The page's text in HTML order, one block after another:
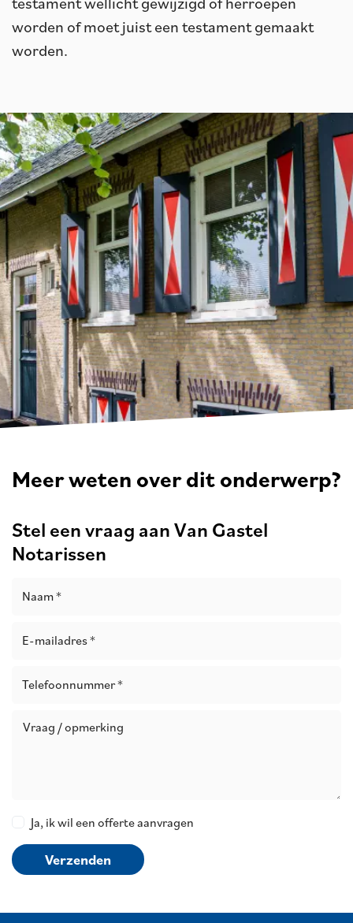
worden of moet juist een testament gemaakt
worden.
Meer weten over dit onderwerp?
Stel een vraag aan Van Gastel
Notarissen
Naam *
E-mailadres *
Telefoonnummer *
Vraag / opmerking
Ja, ik wil een offerte aanvragen
Verzenden